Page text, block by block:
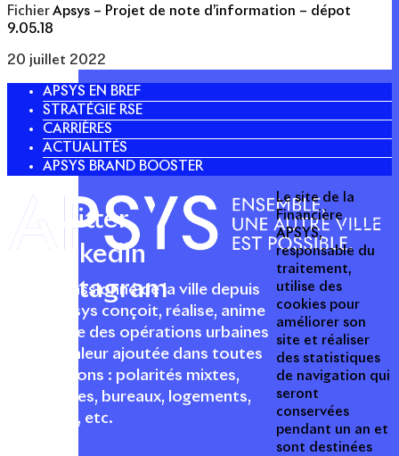
Fichier Apsys – Projet de note d’information – dépot
9.05.18
20 juillet 2022
APSYS EN BREF
STRATÉGIE RSE
CARRIÈRES
ACTUALITÉS
APSYS BRAND BOOSTER
Acteur passionné de la ville depuis
1996, Apsys conçoit, réalise, anime
et valorise des opérations urbaines
à forte valeur ajoutée dans toutes
les fonctions : polarités mixtes,
commerces, bureaux, logements,
hôtellerie, etc.
Twitter
Linkedin
Instagram
Le site de la
Financière
APSYS,
responsable du
traitement,
utilise des
cookies pour
améliorer son
site et réaliser
des statistiques
de navigation qui
seront
conservées
pendant un an et
sont destinées